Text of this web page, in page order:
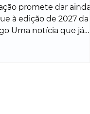
promete dar ainda
à edição de 2027 da
Uma notícia que já